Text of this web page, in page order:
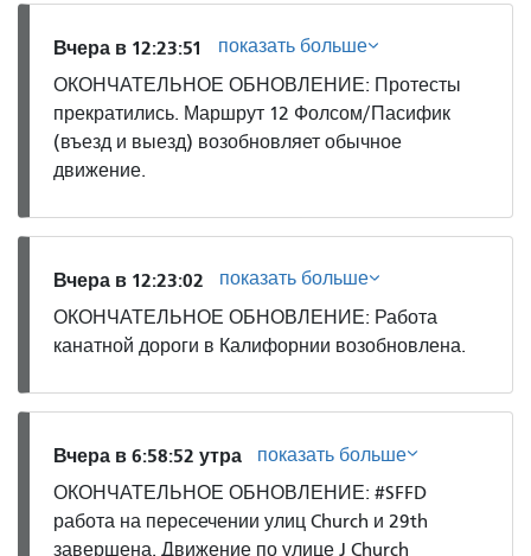
Вчера в 12:23:51
показать больше
ОКОНЧАТЕЛЬНОЕ ОБНОВЛЕНИЕ: Протесты
прекратились. Маршрут 12 Фолсом/Пасифик
(въезд и выезд) возобновляет обычное
движение.
Вчера в 12:23:02
показать больше
ОКОНЧАТЕЛЬНОЕ ОБНОВЛЕНИЕ: Работа
канатной дороги в Калифорнии возобновлена.
Вчера в 6:58:52 утра
показать больше
ОКОНЧАТЕЛЬНОЕ ОБНОВЛЕНИЕ: #SFFD
работа на пересечении улиц Church и 29th
завершена. Движение по улице J Church